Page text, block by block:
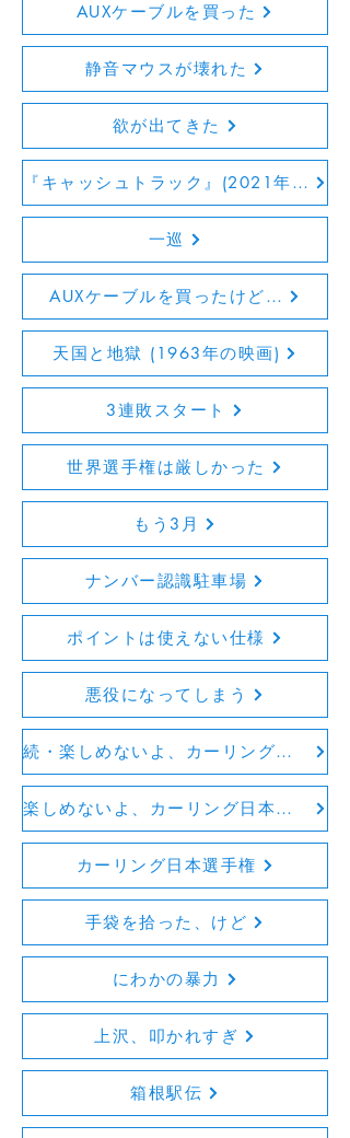
AUXケーブルを買った
静音マウスが壊れた
欲が出てきた
『キャッシュトラック』(2021年の映画)
一巡
AUXケーブルを買ったけど…
天国と地獄 (1963年の映画)
3連敗スタート
世界選手権は厳しかった
もう3月
ナンバー認識駐車場
ポイントは使えない仕様
悪役になってしまう
続・楽しめないよ、カーリング日本選手権
楽しめないよ、カーリング日本選手権
カーリング日本選手権
手袋を拾った、けど
にわかの暴力
上沢、叩かれすぎ
箱根駅伝